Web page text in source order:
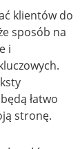
klientów do
sposób na
i
łatwo
stronę.